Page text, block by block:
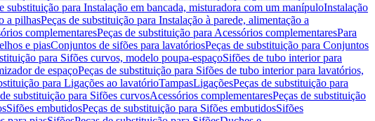
substituição para Instalação em bancada, misturadora com um manípuloInstalação
a pilhasPeças de substituição para Instalação à parede, alimentação a
complementaresPeças de substituição para Acessórios complementaresPara
e piasConjuntos de sifões para lavatóriosPeças de substituição para Conjuntos
para Sifões curvos, modelo poupa-espaçoSifões de tubo interior para
de espaçoPeças de substituição para Sifões de tubo interior para lavatórios,
para Ligações ao lavatórioTampasLigaçõesPeças de substituição para
substituição para Sifões curvosAcessórios complementaresPeças de substituição
Sifões embutidosPeças de substituição para Sifões embutidosSifões